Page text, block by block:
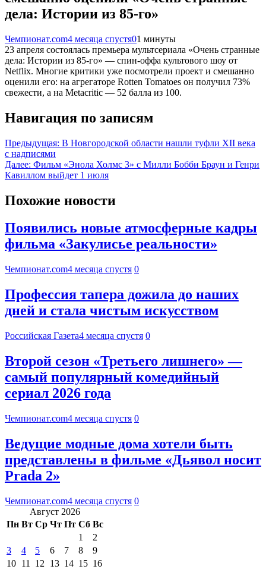
дела: Истории из 85-го»
Чемпионат.com4 месяца спустя01 минуты
23 апреля состоялась премьера мультсериала «Очень странные
дела: Истории из 85-го» — спин-оффа культового шоу от
Netflix. Многие критики уже посмотрели проект и смешанно
оценили его: на агрегаторе Rotten Tomatoes он получил 73%
свежести, а на Metacritic — 52 балла из 100.
Навигация по записям
Предыдущая: В Новгородской области нашли туфли XII века
с надписями
Далее: Фильм «Энола Холмс 3» с Милли Бобби Браун и Генри
Кавиллом выйдет 1 июля
Похожие новости
Появились новые атмосферные кадры
фильма «Закулисье реальности»
Чемпионат.com4 месяца спустя 0
Профессия тапера дожила до наших
дней и стала чистым искусством
Российская Газета4 месяца спустя 0
Второй сезон «Третьего лишнего» —
самый популярный комедийный
сериал 2026 года
Чемпионат.com4 месяца спустя 0
Ведущие модные дома хотели быть
представлены в фильме «Дьявол носит
Prada 2»
Чемпионат.com4 месяца спустя 0
Август 2026
Пн Вт Ср Чт Пт Сб Вс
1
2
3
4 5 6 7 8
9
10 11 12 13 14 15 16